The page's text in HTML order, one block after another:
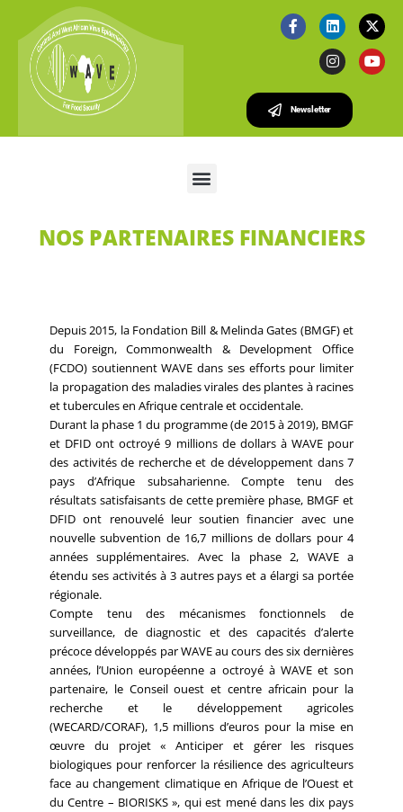
Newsletter
NOS PARTENAIRES FINANCIERS
Depuis 2015, la Fondation Bill & Melinda Gates (BMGF) et
du Foreign, Commonwealth & Development Office
(FCDO) soutiennent WAVE dans ses efforts pour limiter
la propagation des maladies virales des plantes à racines
et tubercules en Afrique centrale et occidentale.
Durant la phase 1 du programme (de 2015 à 2019), BMGF
et DFID ont octroyé 9 millions de dollars à WAVE pour
des activités de recherche et de développement dans 7
pays d’Afrique subsaharienne. Compte tenu des
résultats satisfaisants de cette première phase, BMGF et
DFID ont renouvelé leur soutien financier avec une
nouvelle subvention de 16,7 millions de dollars pour 4
années supplémentaires. Avec la phase 2, WAVE a
étendu ses activités à 3 autres pays et a élargi sa portée
régionale.
Compte tenu des mécanismes fonctionnels de
surveillance, de diagnostic et des capacités d’alerte
précoce développés par WAVE au cours des six dernières
années, l’Union européenne a octroyé à WAVE et son
partenaire, le Conseil ouest et centre africain pour la
recherche et le développement agricoles
(WECARD/CORAF), 1,5 millions d’euros pour la mise en
œuvre du projet « Anticiper et gérer les risques
biologiques pour renforcer la résilience des agriculteurs
face au changement climatique en Afrique de l’Ouest et
du Centre – BIORISKS », qui est mené dans les dix pays